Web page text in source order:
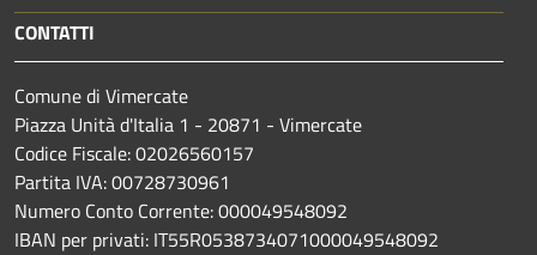
CONTATTI
Comune di Vimercate
Piazza Unità d'Italia 1 - 20871 - Vimercate
Codice Fiscale: 02026560157
Partita IVA: 00728730961
Numero Conto Corrente: 000049548092
IBAN per privati: IT55R0538734071000049548092